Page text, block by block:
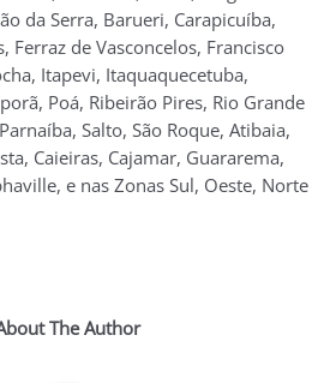
da Serra, Barueri, Carapicuíba,
Ferraz de Vasconcelos, Francisco
Itapevi, Itaquaquecetuba,
Poá, Ribeirão Pires, Rio Grande
Salto, São Roque, Atibaia,
Caieiras, Cajamar, Guararema,
e nas Zonas Sul, Oeste, Norte
The Author